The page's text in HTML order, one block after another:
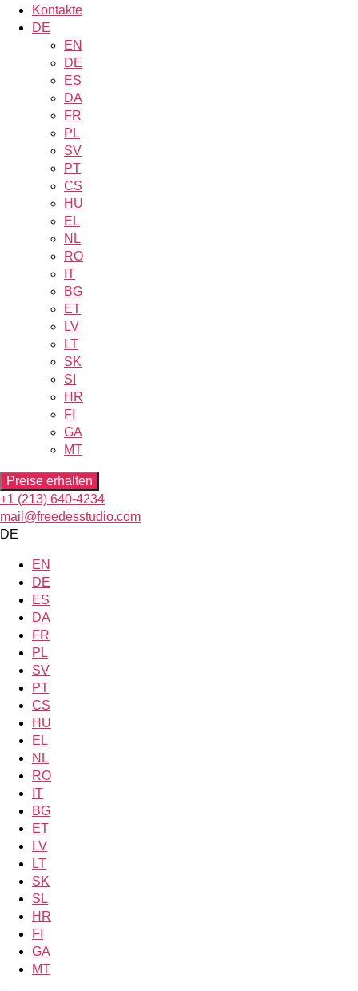
Kontakte
DE
EN
DE
ES
DA
FR
PL
SV
PT
CS
HU
EL
NL
RO
IT
BG
ET
LV
LT
SK
SI
HR
FI
GA
MT
Preise erhalten
+1 (213) 640-4234
mail@freedesstudio.com
DE
EN
DE
ES
DA
FR
PL
SV
PT
CS
HU
EL
NL
RO
IT
BG
ET
LV
LT
SK
SL
HR
FI
GA
MT